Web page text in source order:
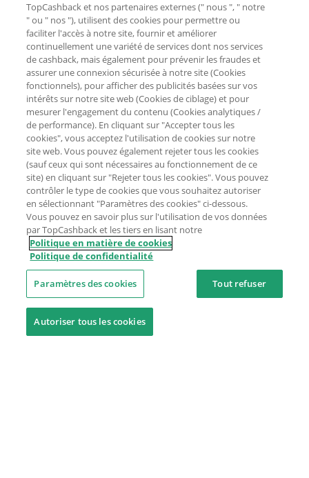
TopCashback et nos partenaires externes (" nous ", " notre
" ou " nos "), utilisent des cookies pour permettre ou
faciliter l'accès à notre site, fournir et améliorer
continuellement une variété de services dont nos services
de cashback, mais également pour prévenir les fraudes et
assurer une connexion sécurisée à notre site (Cookies
fonctionnels), pour afficher des publicités basées sur vos
intérêts sur notre site web (Cookies de ciblage) et pour
mesurer l'engagement du contenu (Cookies analytiques /
de performance). En cliquant sur "Accepter tous les
cookies", vous acceptez l'utilisation de cookies sur notre
site web. Vous pouvez également rejeter tous les cookies
(sauf ceux qui sont nécessaires au fonctionnement de ce
site) en cliquant sur "Rejeter tous les cookies". Vous pouvez
contrôler le type de cookies que vous souhaitez autoriser
en sélectionnant "Paramètres des cookies" ci-dessous.
Vous pouvez en savoir plus sur l'utilisation de vos données
par TopCashback et les tiers en lisant notre
Politique en matière de cookies
Politique de confidentialité
Paramètres des cookies Tout refuser
Autoriser tous les cookies